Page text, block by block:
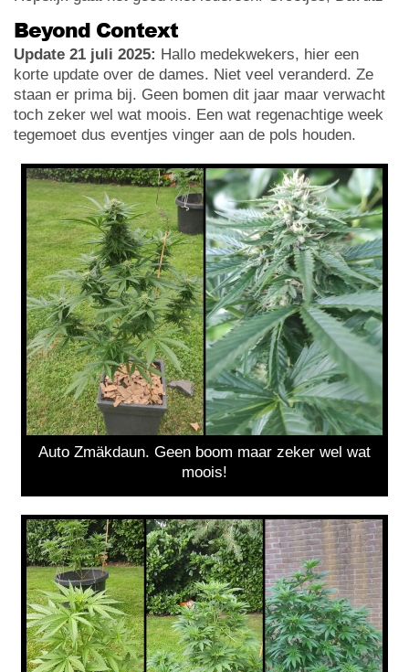
Beyond Context
Update 21 juli 2025: Hallo medekwekers, hier een
korte update over de dames. Niet veel veranderd. Ze
staan er prima bij. Geen bomen dit jaar maar verwacht
toch zeker wel wat moois. Een wat regenachtige week
tegemoet dus eventjes vinger aan de pols houden.
Auto Zmäkdaun. Geen boom maar zeker wel wat
moois!